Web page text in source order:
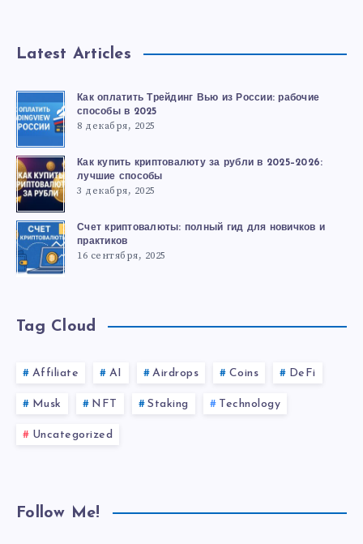
Latest Articles
Как оплатить Трейдинг Вью из России: рабочие
способы в 2025
8 декабря, 2025
Как купить криптовалюту за рубли в 2025–2026:
лучшие способы
3 декабря, 2025
Счет криптовалюты: полный гид для новичков и
практиков
16 сентября, 2025
Tag Cloud
Affiliate AI Airdrops Coins DeFi
Musk NFT Staking Technology
Uncategorized
Follow Me!